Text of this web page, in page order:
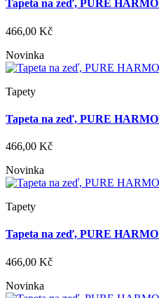
Tapeta na zeď, PURE
466,00 Kč
Novinka
Tapety
Tapeta na zeď, PURE
466,00 Kč
Novinka
Tapety
Tapeta na zeď, PURE
466,00 Kč
Novinka